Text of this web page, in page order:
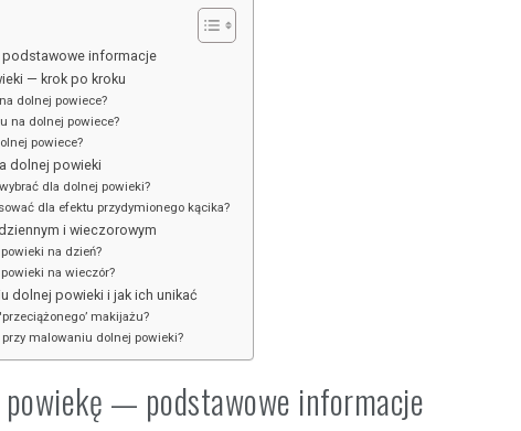
informacje
— krok po kroku
dolnej powiece?
na dolnej powiece?
powiece?
dolnej powieki
dla dolnej powieki?
dla efektu przydymionego kącika?
i wieczorowym
na dzień?
na wieczór?
dolnej powieki i jak ich unikać
makijażu?
malowaniu dolnej powieki?
powiekę — podstawowe informacje